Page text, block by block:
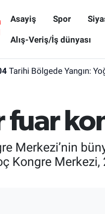
Asayiş Spor
Alış-Veriş/İş dünyası
Tarihi Bölgede Yangın:
fuar
Merkezi’nin
Kongre